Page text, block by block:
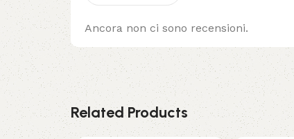
Ancora non ci sono recensioni.
Related Products